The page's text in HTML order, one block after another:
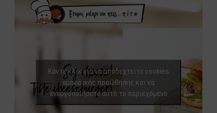
Κάντε κλικ για να αποδεχτείτε cookies
εμπορικής προώθησης και να
ενεργοποιήσετε αυτό το περιεχόμενο